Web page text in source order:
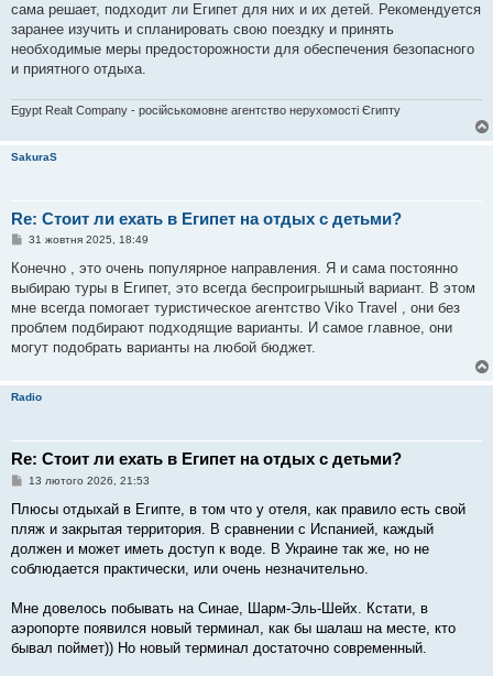
сама решает, подходит ли Египет для них и их детей. Рекомендуется
заранее изучить и спланировать свою поездку и принять
необходимые меры предосторожности для обеспечения безопасного
и приятного отдыха.
Egypt Realt Company - російськомовне агентство нерухомості Єгипту
SakuraS
Re: Стоит ли ехать в Египет на отдых с детьми?
П
в
д
о
л
е
я
31 жовтня 2025, 18:49
Конечно , это очень популярное направления. Я и сама постоянно
выбираю туры в Египет, это всегда беспроигрышный вариант. В этом
мне всегда помогает туристическое агентство Viko Travel , они без
проблем подбирают подходящие варианты. И самое главное, они
могут подобрать варианты на любой бюджет.
Radio
Re: Стоит ли ехать в Египет на отдых с детьми?
П
в
д
о
л
н
я
13 лютого 2026, 21:53
Плюсы отдыхай в Египте, в том что у отеля, как правило есть свой
пляж и закрытая территория. В сравнении с Испанией, каждый
должен и может иметь доступ к воде. В Украине так же, но не
соблюдается практически, или очень незначительно.
Мне довелось побывать на Синае, Шарм-Эль-Шейх. Кстати, в
аэропорте появился новый терминал, как бы шалаш на месте, кто
бывал поймет)) Но новый терминал достаточно современный.